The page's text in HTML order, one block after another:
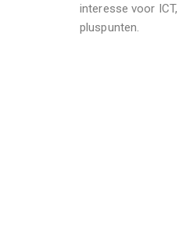
interesse voor
pluspunten.